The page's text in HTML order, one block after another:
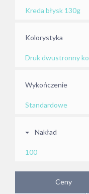
Kreda błysk 130g
Kolorystyka
Druk dwustronny
Wykończenie
Standardowe
Nakład
100
Ceny